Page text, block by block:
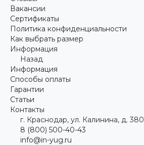
Вакансии
Сертификаты
Политика конфиденциальности
Как выбрать размер
Информация
Назад
Информация
Способы оплаты
Гарантии
Статьи
Контакты
г. Краснодар, ул. Калинина, д. 380
8 (800) 500-40-43
info@in-yug.ru